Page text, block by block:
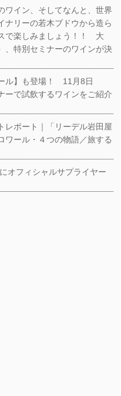
ワイン、そしてなんと、世界
ナリーの若木ブドウから造ら
で楽しみましょう！！ 大
、特別セミナーのワインが決
ル】も登場！ 11月8日
ーで試飲するワインをご紹介
レポート｜「リーデル岩田屋
ール・４つの物語／旅する
オフィシャルサプライヤー